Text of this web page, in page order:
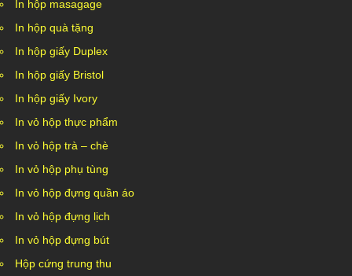
In hộp masagage
In hộp quà tặng
In hộp giấy Duplex
In hộp giấy Bristol
In hộp giấy Ivory
In vỏ hộp thực phẩm
In vỏ hộp trà – chè
In vỏ hộp phụ tùng
In vỏ hộp đựng quần áo
In vỏ hộp đựng lịch
In vỏ hộp đựng bút
Hộp cứng trung thu